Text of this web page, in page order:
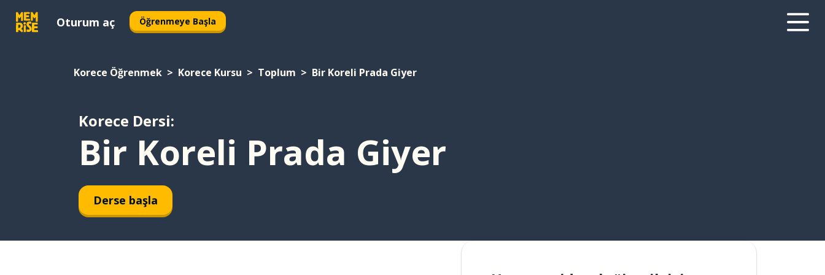
Oturum aç Öğrenmeye Başla
Korece Öğrenmek Korece Kursu Toplum Bir Koreli Prada Giyer
Korece Dersi:
Bir Koreli Prada Giyer
Derse başla